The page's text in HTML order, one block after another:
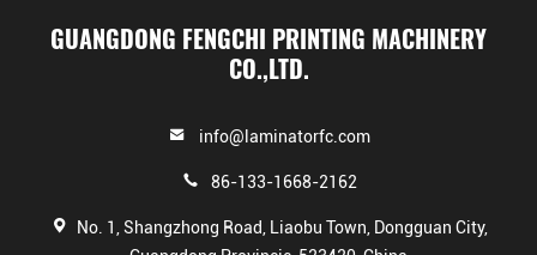
GUANGDONG FENGCHI PRINTING MACHINERY
CO.,LTD.
info@laminatorfc.com
86-133-1668-2162
No. 1, Shangzhong Road, Liaobu Town, Dongguan City,